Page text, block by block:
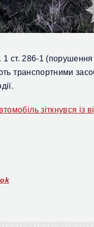
1 ст. 286-1 (порушення
транспортними
зіткнувся із